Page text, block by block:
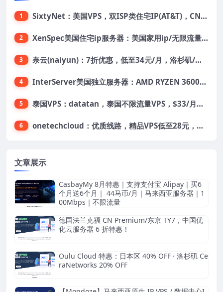
1 SixtyNet：美国VPS，双ISP类住宅IP(AT&T)，CN2 GIA网络，超高DDoS防御，$14/月，2G内存/2核/40gSSD/5T流量/10Gbps带宽
2 XenSpec美国住宅ip服务器：美国家用ip/无限流量/10Gbps独享带宽/449美元/月起，支持支付宝
3 奈云(naiyun)：7折优惠，低至34元/月，洛杉矶/香港机房，三网CN2 GIA/CUII/高防保护，解锁Chatgpt/Tiktok
4 InterServer美国独立服务器：AMD RYZEN 3600X处理器，75美元/月，送40美元
5 泰国VPS：datatan，泰国不限流量VPS，$33/月，4G内存/3核/60gSSD
6 onetechcloud：优质线路，精品VPS低至28元，美国三网原生CN2 GIA（高防可选）、香港CN2、韩国CN2
文章展示
CasbayMy 8月特惠｜支持支付宝 Alipay｜买6
个月送6个月｜ 44马币/月｜马来西亚服务器｜1
00Mbps｜不限流量
德国法兰克福 CN Premium/东京 TY7，中国优
化云服务器 6 折特惠！
Oulu Cloud 特惠：日本区 40% OFF · 洛杉矶 Ce
raNetworks 20% OFF